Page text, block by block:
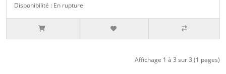
Disponibilité : En rupture
Affichage 1 à 3 sur 3 (1 pages)